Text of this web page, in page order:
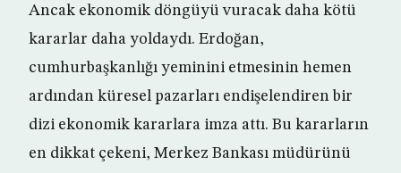
Ancak ekonomik döngüyü vuracak daha kötü
kararlar daha yoldaydı. Erdoğan,
cumhurbaşkanlığı yeminini etmesinin hemen
ardından küresel pazarları endişelendiren bir
dizi ekonomik kararlara imza attı. Bu kararların
en dikkat çekeni, Merkez Bankası müdürünü